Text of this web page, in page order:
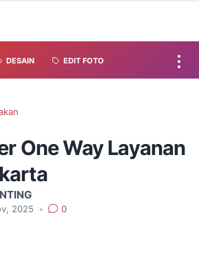
DESAIN EDIT FOTO
One Way Layanan
2025 •
0